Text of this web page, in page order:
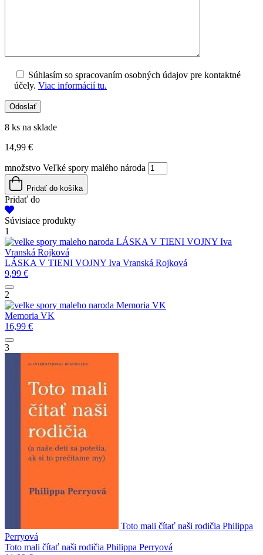
Súhlasím so spracovaním osobných údajov pre kontaktné
účely. Viac informácií tu.
8 ks na sklade
14,99 €
množstvo Veľké spory malého národa
Pridať do košíka
Pridať do
Súvisiace produkty
1
LÁSKA V TIENI VOJNY Iva
Vranská Rojková
LÁSKA V TIENI VOJNY Iva Vranská Rojková
9,99 €
2
Memoria VK
Memoria VK
16,99 €
3
Toto mali čítať naši rodičia Philippa
Perryová
Toto mali čítať naši rodičia Philippa Perryová